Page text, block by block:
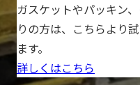
ガスケットやパッキン
りの方は、こちらより
ます。
詳しくはこちら